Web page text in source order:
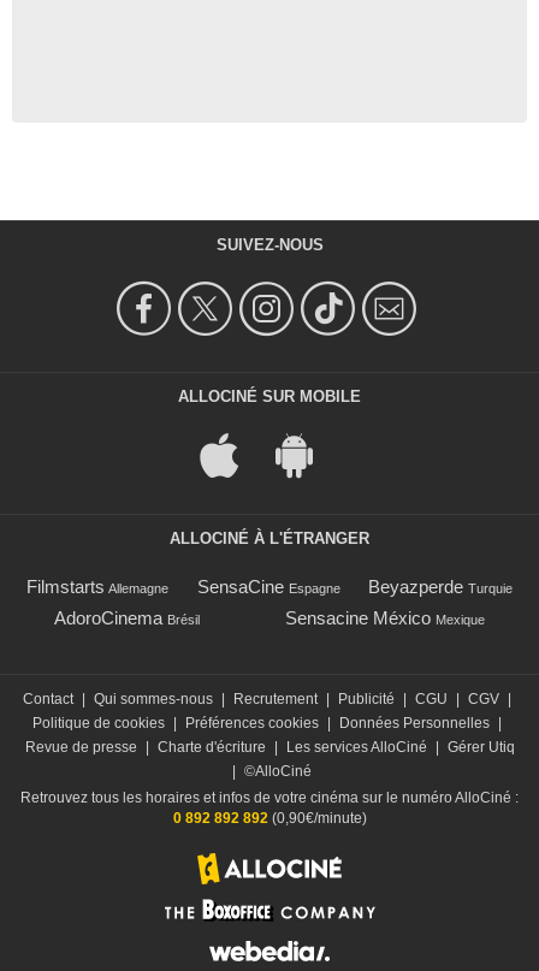
SUIVEZ-NOUS
ALLOCINÉ SUR MOBILE
ALLOCINÉ À L'ÉTRANGER
Filmstarts Allemagne SensaCine Espagne Beyazperde Turquie
AdoroCinema Brésil Sensacine México Mexique
Contact Qui sommes-nous Recrutement Publicité CGU CGV
Politique de cookies
Préférences cookies Données Personnelles
Revue de presse
Charte d'écriture Les services AlloCiné
Gérer Utiq
©AlloCiné
Retrouvez tous les horaires et infos de votre cinéma sur le numéro AlloCiné :
0 892 892 892(0,90€/minute)